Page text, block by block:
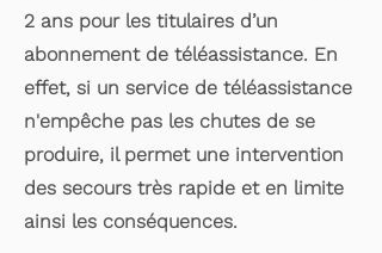
2 ans pour les titulaires d’un
abonnement de téléassistance. En
effet, si un service de téléassistance
n'empêche pas les chutes de se
produire, il permet une intervention
des secours très rapide et en limite
ainsi les conséquences.